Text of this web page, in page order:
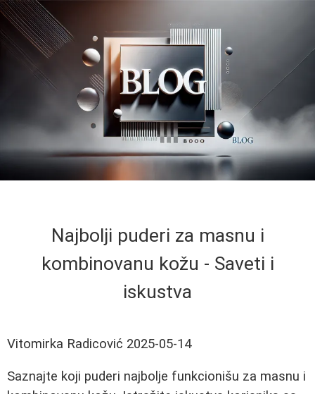
Najbolji puderi za masnu i
kombinovanu kožu - Saveti i
iskustva
Vitomirka Radicović 2025-05-14
Saznajte koji puderi najbolje funkcionišu za masnu i